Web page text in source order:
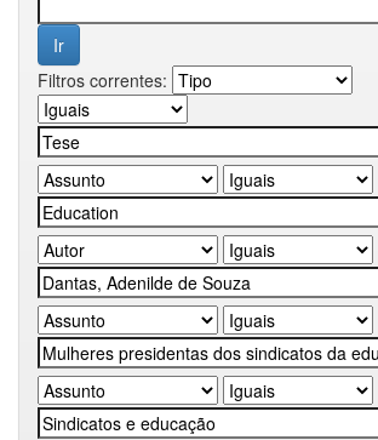
Filtros correntes: